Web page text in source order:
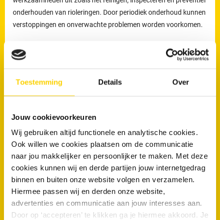
Toestemming Details Over
Jouw cookievoorkeuren
Wij gebruiken altijd functionele en analytische cookies.
Ook willen we cookies plaatsen om de communicatie
naar jou makkelijker en persoonlijker te maken. Met deze
cookies kunnen wij en derde partijen jouw internetgedrag
binnen en buiten onze website volgen en verzamelen.
Hiermee passen wij en derden onze website,
advertenties en communicatie aan jouw interesses aan.
Door op ‘accepteren’ te klikken ga je hiermee akkoord. Je
onderhouden van rioleringen. Door periodiek onderhoud kunnen
verstoppingen en onverwachte problemen worden voorkomen.
rioolproblemen?
De loodgieters van RRS worden ingezet voor het verhelpen van
Preventief onderhoud helpt om ophoping van vuil tijdig te
verwijderen en verkleint de kans op terugkerende verstoppingen
en onverwachte kosten.
Loodgieters voor ontstopping van uw WC
of afvoer in Hilversum
Wanneer is een loodgieter nodig bij een verstopte wc of afvoer?
Een loodgieter is nodig wanneer een toilet of afvoer niet meer